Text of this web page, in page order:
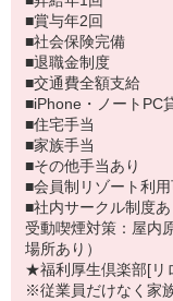
■賞与年2回
■社会保険完備
■退職金制度
■交通費全額支給
■iPhone・ノートPC
■住宅手当
■家族手当
■その他手当あり
■会員制リゾート利
■社内サークル制度あ
受動喫煙対策：屋内
場所あり）
★福利厚生倶楽部[リ
※従業員だけなく家